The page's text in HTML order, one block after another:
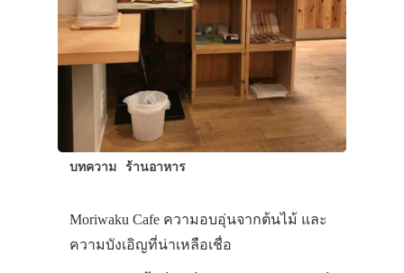
บทความ ร้านอาหาร
Moriwaku Cafe ความอบอุ่นจากต้นไม้ และ
ความบังเอิญที่น่าเหลือเชื่อ
ประเทศญี่ปุ่น
เที่ยวญี่ปุ่นด้ว
เอง
เดินทาง